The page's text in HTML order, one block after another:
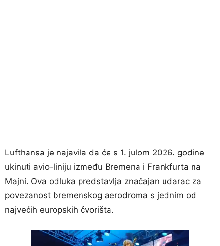
Lufthansa je najavila da će s 1. julom 2026. godine
ukinuti avio-liniju između Bremena i Frankfurta na
Majni. Ova odluka predstavlja značajan udarac za
povezanost bremenskog aerodroma s jednim od
najvećih europskih čvorišta.